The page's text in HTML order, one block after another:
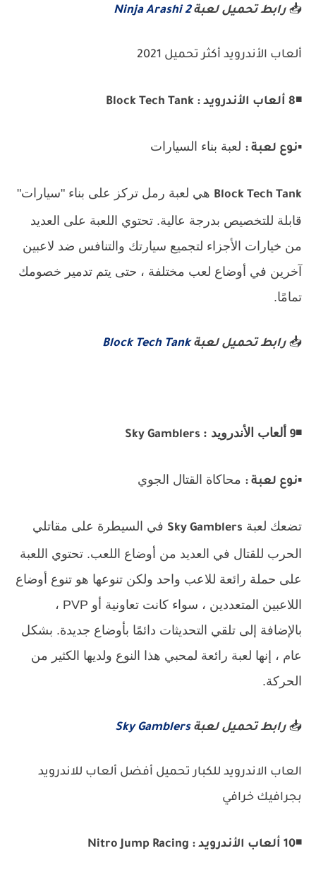
📥رابط تحميل لعبةNinja Arashi 2
ألعاب الأندرويد أكثر تحميل 2021
◾8 ألعاب الأندرويد : Block Tech Tank
▪️نوع لعبة : لعبة بناء السيارات
Block Tech Tank هي لعبة رمل تركز على بناء "سيارات"
قابلة للتخصيص بدرجة عالية. تحتوي اللعبة على العديد
من خيارات الأجزاء لتجميع سيارتك والتنافس ضد لاعبين
آخرين في أوضاع لعب مختلفة ، حتى يتم تدمير خصومك
تمامًا.
📥رابط تحميل لعبةBlock Tech Tank
◾
9 ألعاب الأندرويد :
▪️نوع لعبة : محاكاة القتال الجوي
تضعك لعبة Sky Gamblers في السيطرة على مقاتلي
الحرب للقتال في العديد من أوضاع اللعب. تحتوي اللعبة
على حملة رائعة للاعب واحد ولكن تنوعها هو تنوع أوضاع
اللاعبين المتعددين ، سواء كانت تعاونية أو PVP ،
بالإضافة إلى تلقي التحديثات دائمًا بأوضاع جديدة. بشكل
عام ، إنها لعبة رائعة لمحبي هذا النوع ولديها الكثير من
الحركة.
📥رابط تحميل لعبةSky Gamblers
العاب الاندرويد للكبار تحميل أفضل ألعاب للاندرويد
بجرافيك خرافي
◾10 ألعاب الأندرويد : Nitro Jump Racing